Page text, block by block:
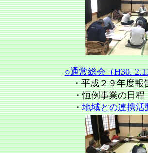
○通常総会（H30.
・平成２９年度報
・恒例事業の日程
・地域との連携活